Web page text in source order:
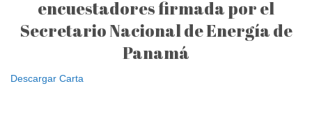
encuestadores firmada por el
Secretario Nacional de Energía de
Panamá
Descargar Carta